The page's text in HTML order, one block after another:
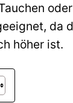
da
höher ist.